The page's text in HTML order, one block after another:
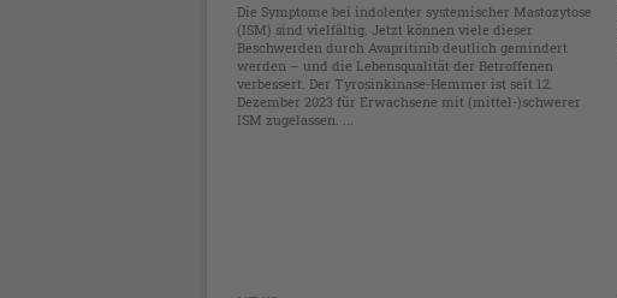
Die Symptome bei indolenter systemischer Mastozytose
(ISM) sind vielfältig. Jetzt können viele dieser
Beschwerden durch Avapritinib deutlich gemindert
werden – und die Lebensqualität der Betroffenen
verbessert. Der Tyrosinkinase-Hemmer ist seit 12.
Dezember 2023 für Erwachsene mit (mittel-)schwerer
ISM zugelassen. ...